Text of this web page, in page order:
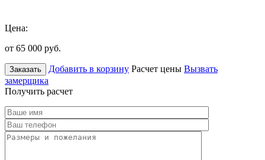
Цена:
от 65 000 руб.
Заказать Добавить в корзину Расчет цены Вызвать
замерщика
Получить расчет